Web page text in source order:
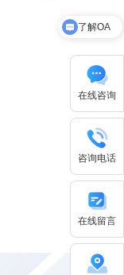
在线咨询
咨询电话
在线留言
了解OA